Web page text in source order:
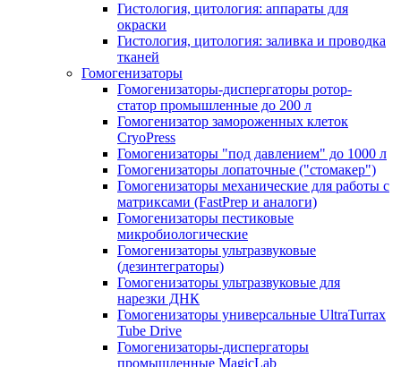
Гистология, цитология: аппараты для
окраски
Гистология, цитология: заливка и проводка
тканей
Гомогенизаторы
Гомогенизаторы-диспергаторы ротор-
статор промышленные до 200 л
Гомогенизатор замороженных клеток
CryoPress
Гомогенизаторы "под давлением" до 1000 л
Гомогенизаторы лопаточные ("стомакер")
Гомогенизаторы механические для работы с
матриксами (FastPrep и аналоги)
Гомогенизаторы пестиковые
микробиологические
Гомогенизаторы ультразвуковые
(дезинтеграторы)
Гомогенизаторы ультразвуковые для
нарезки ДНК
Гомогенизаторы универсальные UltraTurrax
Tube Drive
Гомогенизаторы-диспергаторы
промышленные MagicLab